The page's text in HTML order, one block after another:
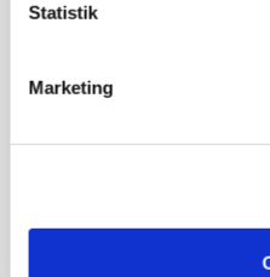
Statistik
Marketing